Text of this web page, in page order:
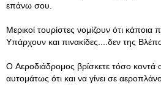
επάνω σου.
Μερικοί τουρίστες νομίζουν ότι κάποια
Υπάρχουν και πινακίδες....δεν της
Ο Αεροδιάδρομος βρίσκετε τόσο κοντά
αυτομάτως ότι και να γίνει σε